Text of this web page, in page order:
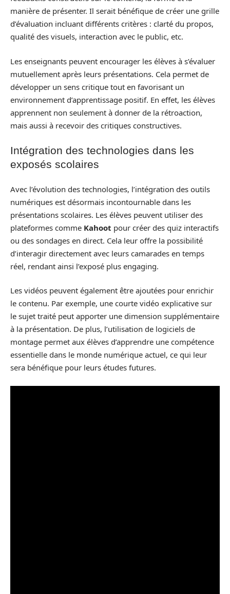
manière de présenter. Il serait bénéfique de créer une grille
d’évaluation incluant différents critères : clarté du propos,
qualité des visuels, interaction avec le public, etc.
Les enseignants peuvent encourager les élèves à s’évaluer
mutuellement après leurs présentations. Cela permet de
développer un sens critique tout en favorisant un
environnement d’apprentissage positif. En effet, les élèves
apprennent non seulement à donner de la rétroaction,
mais aussi à recevoir des critiques constructives.
Intégration des technologies dans les
exposés scolaires
Avec l’évolution des technologies, l’intégration des outils
numériques est désormais incontournable dans les
présentations scolaires. Les élèves peuvent utiliser des
plateformes comme Kahoot pour créer des quiz interactifs
ou des sondages en direct. Cela leur offre la possibilité
d’interagir directement avec leurs camarades en temps
réel, rendant ainsi l’exposé plus engaging.
Les vidéos peuvent également être ajoutées pour enrichir
le contenu. Par exemple, une courte vidéo explicative sur
le sujet traité peut apporter une dimension supplémentaire
à la présentation. De plus, l’utilisation de logiciels de
montage permet aux élèves d’apprendre une compétence
essentielle dans le monde numérique actuel, ce qui leur
sera bénéfique pour leurs études futures.